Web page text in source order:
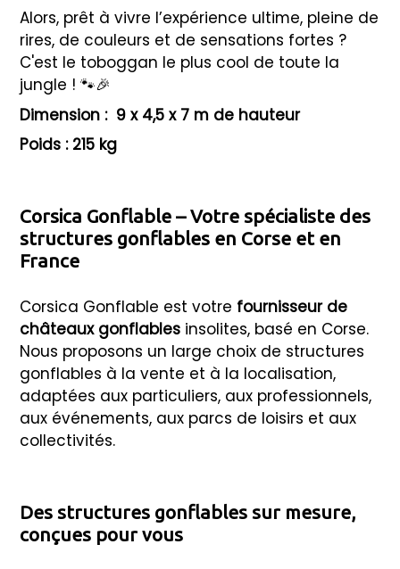
Alors, prêt à vivre l’expérience ultime, pleine de
rires, de couleurs et de sensations fortes ?
C'est le toboggan le plus cool de toute la
jungle ! 🐾🎉
Dimension : 9 x 4,5 x 7 m de hauteur
Poids : 215 kg
Corsica Gonflable – Votre spécialiste des
structures gonflables en Corse et en
France
Corsica Gonflable est votre fournisseur de
châteaux gonflables insolites, basé en Corse.
Nous proposons un large choix de structures
gonflables à la vente et à la localisation,
adaptées aux particuliers, aux professionnels,
aux événements, aux parcs de loisirs et aux
collectivités.
Des structures gonflables sur mesure,
conçues pour vous